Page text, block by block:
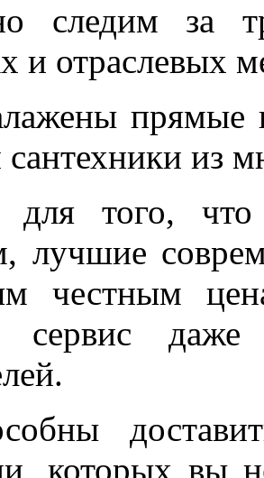
следим за
и отраслевых
прямые
из
для того,
лучшие
честным
сервис даже
которых вы